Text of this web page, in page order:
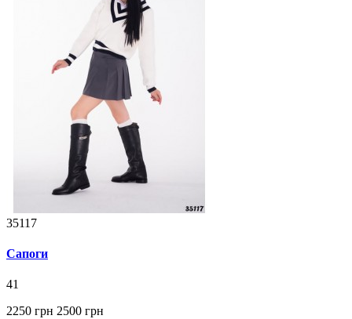
35117
Сапоги
41
2250 грн 2500 грн